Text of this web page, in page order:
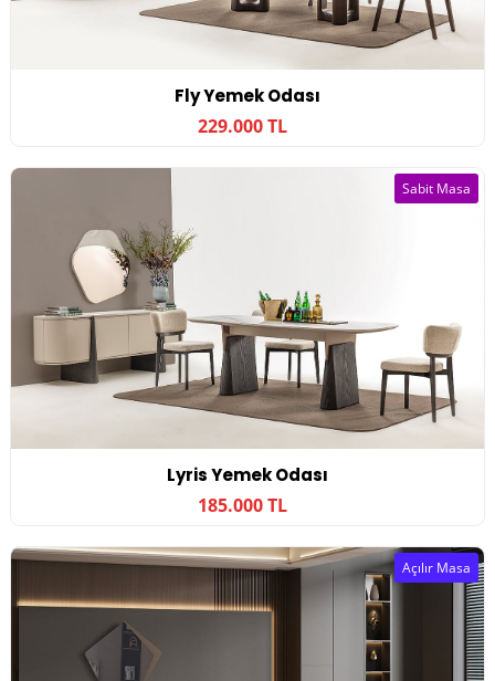
Fly Yemek Odası
229.000 TL
Lyris Yemek Odası
185.000 TL
Sabit Masa
Açılır Masa